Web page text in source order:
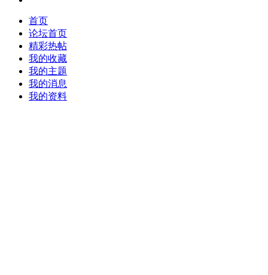
首页
论坛首页
精彩热帖
我的收藏
我的主题
我的消息
我的资料